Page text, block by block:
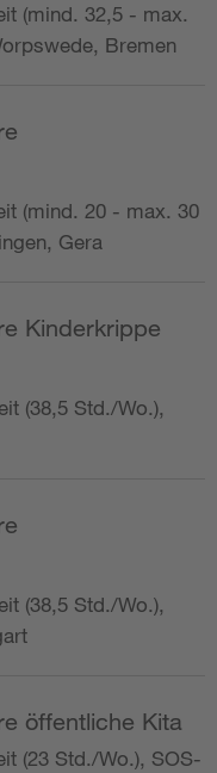
(mind. 32,5 - max.
Bremen
(mind. 20 - max. 30
Gera
Kinderkrippe
(38,5 Std./Wo.),
(38,5 Std./Wo.),
öffentliche Kita
(23 Std./Wo.), SOS-